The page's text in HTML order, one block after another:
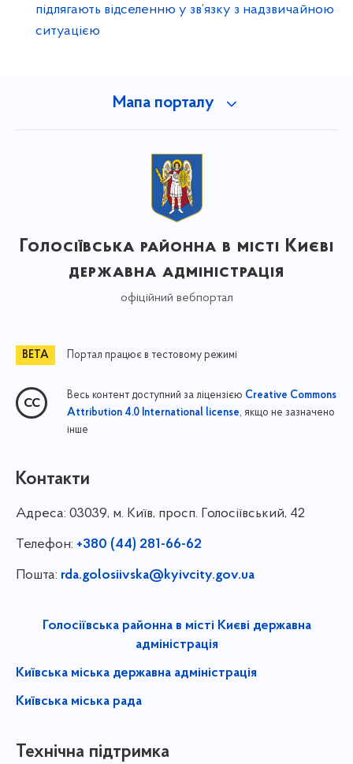
підлягають відселенню у зв’язку з надзвичайною
ситуацією
Мапа порталу
Голосіївська районна в місті Києві
державна адміністрація
офіційний вебпортал
Портал працює в тестовому режимі
Весь контент доступний за ліцензією Creative Commons
Attribution 4.0 International license, якщо не зазначено
інше
Контакти
Адреса: 03039, м. Київ, просп. Голосіївський, 42
Телефон: +380 (44) 281-66-62
Пошта: rda.golosiivska@kyivcity.gov.ua
Голосіївська районна в місті Києві державна
адміністрація
Київська міська державна адміністрація
Київська міська рада
Технічна підтримка